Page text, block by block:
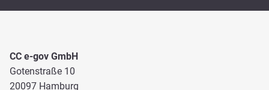
CC e-gov GmbH
Gotenstraße 10
20097 Hamburg